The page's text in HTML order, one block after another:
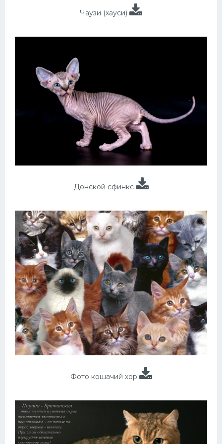
Чаузи (хауси)
Донской сфинкс
Фото кошачий хор